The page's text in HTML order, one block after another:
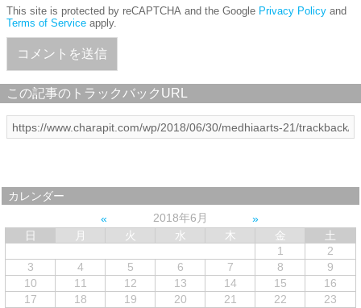
This site is protected by reCAPTCHA and the Google Privacy Policy and
Terms of Service apply.
この記事のトラックバックURL
カレンダー
2018年6月
日
月 火 水 木 金
土
1
2
3
4 5 6 7 8
9
10
11 12 13 14 15
16
17
18 19 20 21 22
23